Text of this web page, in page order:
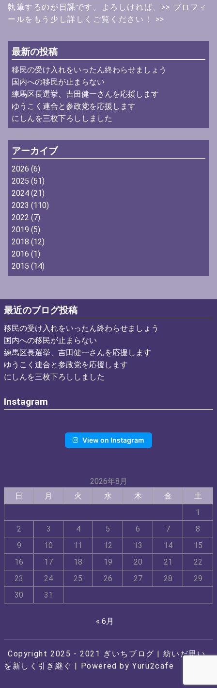
執筆するのが日課です。よろしければ、 >> プロフィ
ールをもう少し詳しくご覧ください！ >>
最新の投稿
移民の受け入れをいったん終わらせましょう
国内への移民が止まらない
練馬区長選挙、吉田健一さんを応援します
ゆうこく連合と参政党を応援します
にしんを三枚下ろししました
アーカイブ
2026 (6)
2025 (51)
2024 (21)
2023 (110)
2022 (7)
2019 (5)
2018 (12)
2016 (1)
2015 (14)
最近のブログ投稿
移民の受け入れをいったん終わらせましょう
国内への移民が止まらない
練馬区長選挙、吉田健一さんを応援します
ゆうこく連合と参政党を応援します
にしんを三枚下ろししました
Instagram
View on Instagram
2026年8月
日
月 火 水 木 金
土
1
2
3 4 5 6 7
8
9
10 11 12 13 14
15
16
17 18 19 20 21
22
23
24 25 26 27 28
29
30
31
« 6月
Copyright 2025 - 2021 ぎいちブログ | 紡いだ思い
を新しく引き継ぐ | Powered byYuru2cafe